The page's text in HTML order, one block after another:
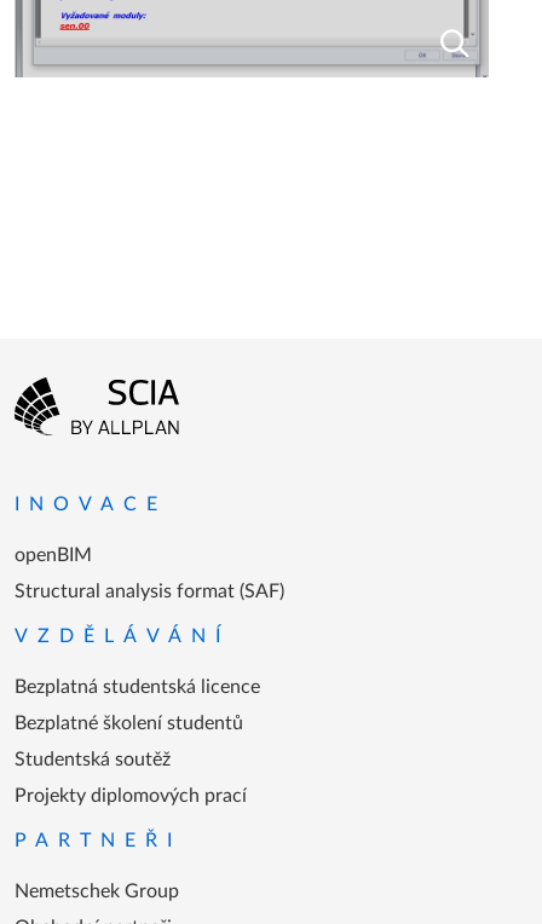
Menu patičky
INOVACE
openBIM
Structural analysis format (SAF)
VZDĚLÁVÁNÍ
Bezplatná studentská licence
Bezplatné školení studentů
Studentská soutěž
Projekty diplomových prací
PARTNEŘI
Nemetschek Group